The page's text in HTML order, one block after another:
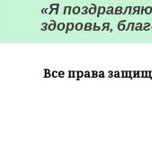
«Я
здоровья,
Все права